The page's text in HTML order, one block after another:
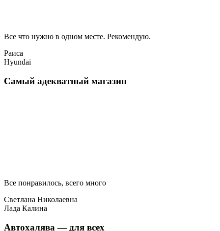
Все что нужно в одном месте. Рекомендую.
Раиса
Hyundai
Самый адекватный магазин
Все понравилось, всего много
Светлана Николаевна
Лада Калина
Автохалява — для всех